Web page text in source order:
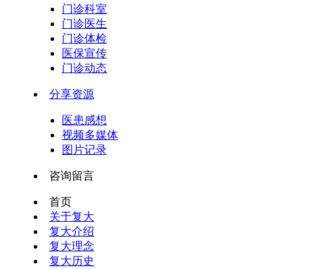
门诊科室
门诊医生
门诊体检
医保宣传
门诊动态
分享资源
医患感想
视频多媒体
图片记录
咨询留言
首页
关于复大
复大介绍
复大理念
复大历史